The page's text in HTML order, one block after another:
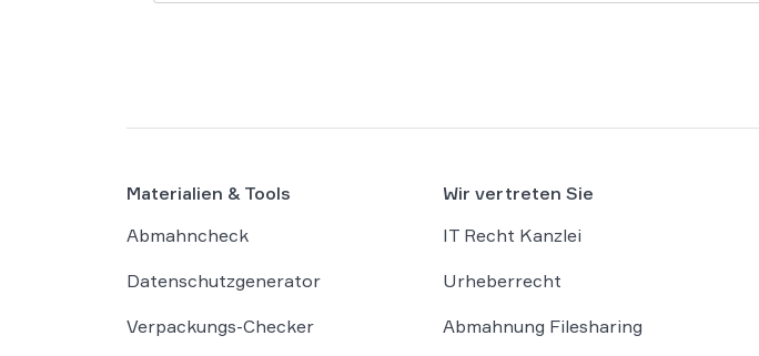
Materialien & Tools
Abmahncheck
Datenschutzgenerator
Verpackungs-Checker
Wir vertreten Sie
IT Recht Kanzlei
Urheberrecht
Abmahnung Filesharing